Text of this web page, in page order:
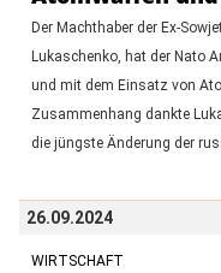
Der Machthaber der Ex-
Lukaschenko, hat der Nato
und mit dem Einsatz von
Zusammenhang dankte
die jüngste Änderung der
26.09.2024
WIRTSCHAFT